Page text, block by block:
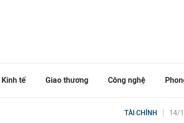
Kinh tế Giao thương Công nghệ
TÀI CHÍNH 14/